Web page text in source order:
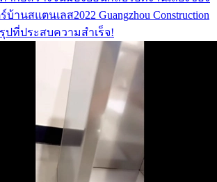
านสแตนเลส2022 Guangzhou Construction
ปที่ประสบความสำเร็จ!